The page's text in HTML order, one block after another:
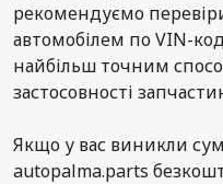
рекомендуємо
автомобілем по VIN-
найбільш точним
застосовності
Якщо у вас виникли
autopalma.parts